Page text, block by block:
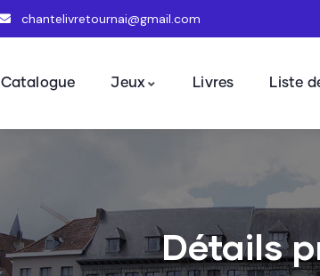
chantelivretournai@gmail.com
Catalogue Jeux Livres Liste
Détails